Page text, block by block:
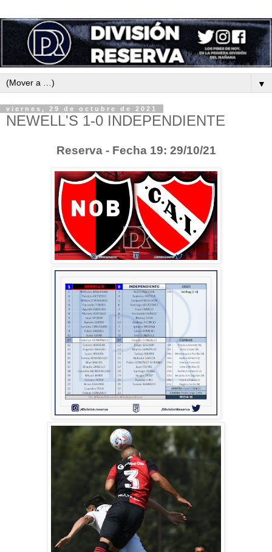
▼
viernes, 29 de octubre de 2021
NEWELL'S 1-0 INDEPENDIENTE
Reserva - Fecha 19: 29/10/21